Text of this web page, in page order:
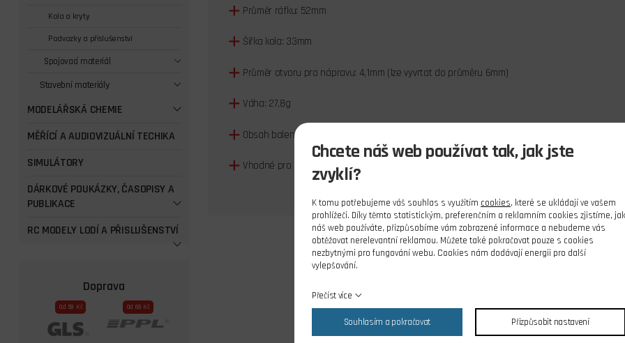
Kola a kryty
Podvozky a příslušenství
Spojovací materiál
Stavební materiály
MODELÁŘSKÁ CHEMIE
MĚŘÍCÍ A AUDIOVIZUÁLNÍ TECHIKA
SIMULÁTORY
DÁRKOVÉ POUKÁZKY, ČASOPISY A
PUBLIKACE
RC MODELY LODÍ A PŘISLUŠENSTVÍ
Doprava
Od 59 Kč Od 69 Kč
Průměr ráfku: 52mm
Šířka kola: 33mm
Průměr otvoru pro nápravu: 4,1mm (lze vyvrtat do průměru 6mm)
Váha: 27,8g
Obsah balení: 1ks
Vhodné pro modely o váze cca. 2000g.
Chcete náš web používat tak, jak jste
zvyklí?
K tomu potřebujeme váš souhlas s využitím cookies, které se ukládají ve vašem
prohlížeči. Díky těmto statistickým, preferenčním a reklamním cookies zjistíme, jak
náš web používáte, přizpůsobíme vám zobrazené informace a nebudeme vás
obtěžovat nerelevantní reklamou. Můžete také pokračovat pouze s cookies
nezbytnými pro fungování webu. Cookies nám dodávají energii pro další
vylepšování.
Přečíst více
Souhlasím a pokračovat Přizpůsobit nastavení